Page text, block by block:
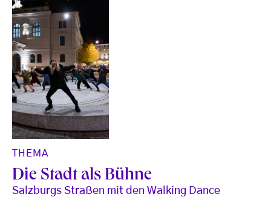
THEMA
Die Stadt als Bühne
Salzburgs Straßen mit den Walking Dance